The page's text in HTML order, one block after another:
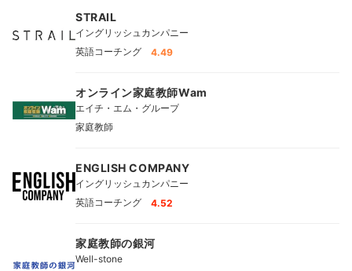
STRAIL
イングリッシュカンパニー
英語コーチング
4.49
オンライン家庭教師Wam
エイチ・エム・グループ
家庭教師
ENGLISH COMPANY
イングリッシュカンパニー
英語コーチング
4.52
家庭教師の銀河
Well-stone